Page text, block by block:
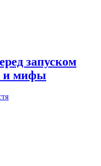
запуском
и мифы